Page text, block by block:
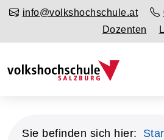
info@volkshochschule.at
Dozenten
Sie befinden sich hier: